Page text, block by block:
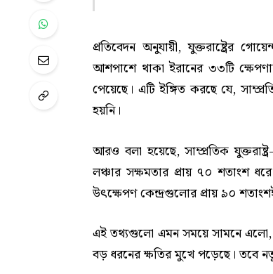
প্রতিবেদন অনুযায়ী, যুক্তরাষ্ট্রের
আশপাশে থাকা ইরানের ৩৩টি
পেয়েছে। এটি ইঙ্গিত করছে যে,
হয়নি।
আরও বলা হয়েছে, সাম্প্রতিক
লঞ্চার সক্ষমতার প্রায় ৭০ শতাংশ
উৎক্ষেপণ কেন্দ্রগুলোর প্রায় ৯০
এই তথ্যগুলো এমন সময়ে সামনে এলো,
বড় ধরনের ক্ষতির মুখে পড়েছে। তবে